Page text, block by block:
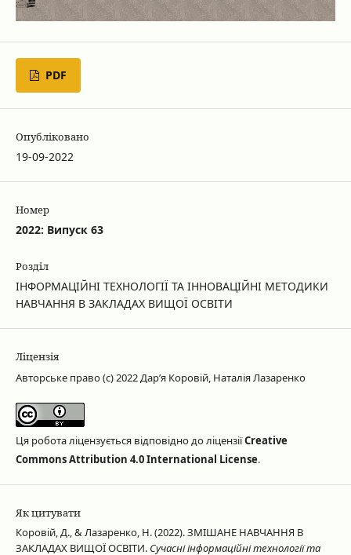
PDF
Опубліковано
19-09-2022
Номер
2022: Випуск 63
Розділ
ІНФОРМАЦІЙНІ ТЕХНОЛОГІЇ ТА ІННОВАЦІЙНІ МЕТОДИКИ
НАВЧАННЯ В ЗАКЛАДАХ ВИЩОЇ ОСВІТИ
Ліцензія
Авторське право (c) 2022 Дар’я Коровій, Наталія Лазаренко
Ця робота ліцензується відповідно до ліцензіїCreative
Commons Attribution 4.0 International License.
Як цитувати
Коровій, Д., & Лазаренко, Н. (2022). ЗМІШАНЕ НАВЧАННЯ В
ЗАКЛАДАХ ВИЩОЇ ОСВІТИ. Сучасні інформаційні технології та